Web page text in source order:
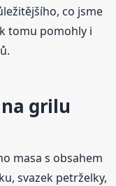
co jsme
tomu pomohly i
grilu
masa s obsahem
svazek petrželky,